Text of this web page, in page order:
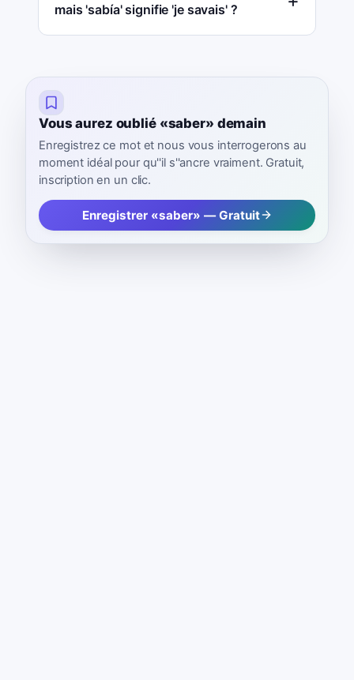
mais 'sabía' signifie 'je savais' ?
Vous aurez oublié «saber» demain
Enregistrez ce mot et nous vous interrogerons au
moment idéal pour qu''il s''ancre vraiment. Gratuit,
inscription en un clic.
Enregistrer «saber» — Gratuit